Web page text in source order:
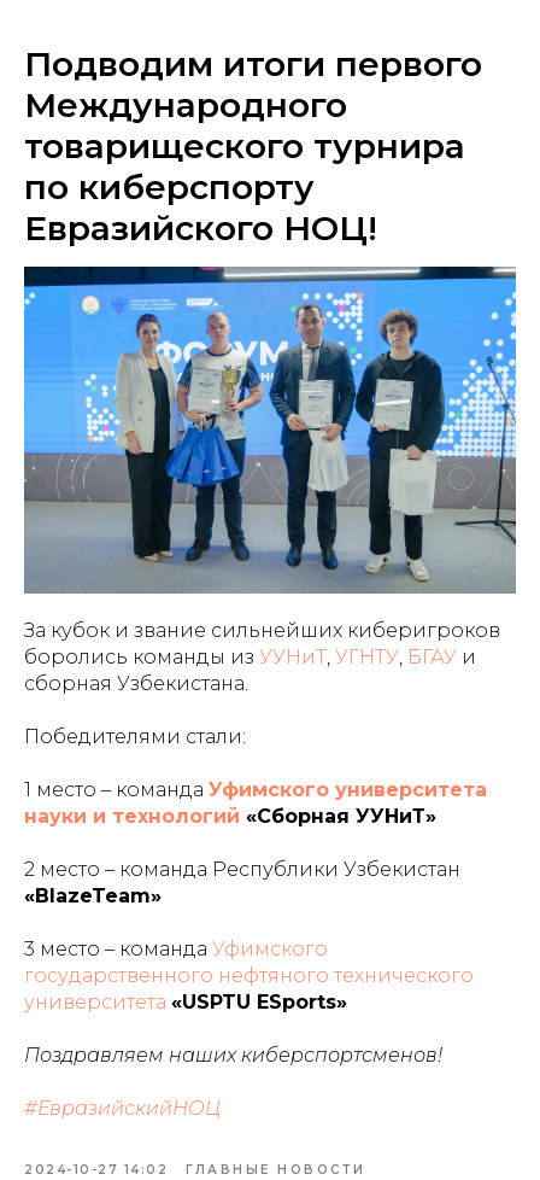
Подводим итоги первого
Международного
товарищеского турнира
по киберспорту
Евразийского НОЦ!
За кубок и звание сильнейших киберигроков
боролись команды из УУНиТ, УГНТУ, БГАУ и
сборная Узбекистана.
Победителями стали:
1 место – команда Уфимского университета
науки и технологий «Сборная УУНиТ»
2 место – команда Республики Узбекистан
«BlazeTeam»
3 место – команда Уфимского
государственного нефтяного технического
университета «USPTU ESports»
Поздравляем наших киберспортсменов!
#ЕвразийскийНОЦ
2024-10-27 14:02 ГЛАВНЫЕ НОВОСТИ